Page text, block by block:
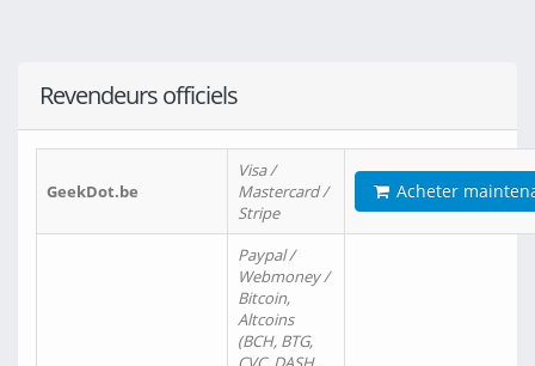
Revendeurs officiels
GeekDot.be
Visa /
Mastercard /
Stripe
Acheter
Paypal /
Webmoney /
Bitcoin,
Altcoins
(BCH, BTG,